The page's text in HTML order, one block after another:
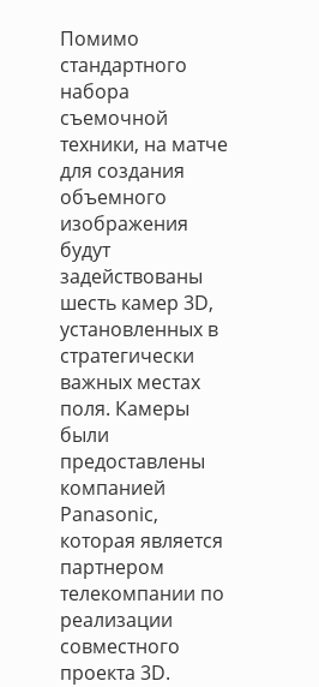
Помимо
стандартного
набора
съемочной
техники, на матче
для создания
объемного
изображения
будут
задействованы
шесть камер 3D,
установленных в
стратегически
важных местах
поля. Камеры
были
предоставлены
компанией
Panasonic,
которая является
партнером
телекомпании по
реализации
совместного
проекта 3D.